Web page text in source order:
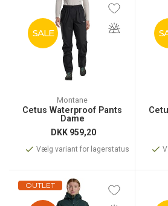
SALE
Montane
Cetus Waterproof Pants
Dame
DKK 959,20
Vælg variant for lagerstatus
OUTLET